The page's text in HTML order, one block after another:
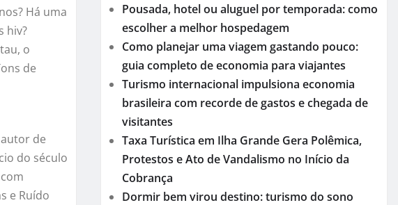
Há uma
hiv?
o
de
de
do século
e Ruído
Pousada, hotel ou aluguel por temporada: como
escolher a melhor hospedagem
Como planejar uma viagem gastando pouco:
guia completo de economia para viajantes
Turismo internacional impulsiona economia
brasileira com recorde de gastos e chegada de
visitantes
Taxa Turística em Ilha Grande Gera Polêmica,
Protestos e Ato de Vandalismo no Início da
Cobrança
Dormir bem virou destino: turismo do sono